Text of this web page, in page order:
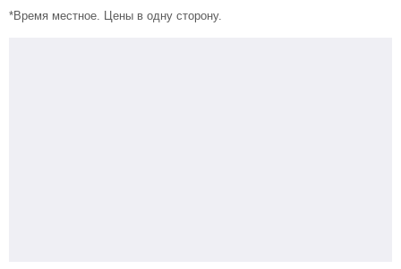
*Время местное. Цены в одну сторону.